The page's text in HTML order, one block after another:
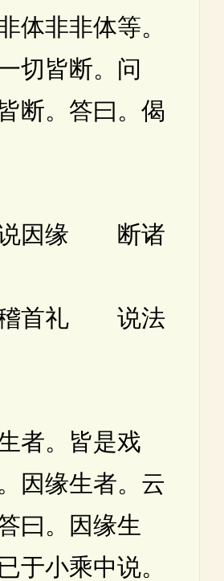
体非非体等。
切皆断。问
断。答曰。偈
因缘 断诸
首礼 说法
。皆是戏
因缘生者。云
曰。因缘生
于小乘中说。